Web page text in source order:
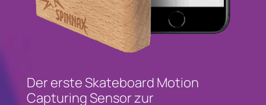
Der erste Skateboard Motion
Capturing Sensor zur